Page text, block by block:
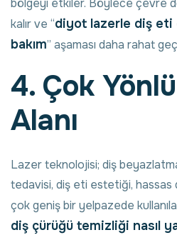
bölgeyi etkiler. Böylece çevre
kalır ve “diyot lazerle diş eti
bakım” aşaması daha rahat
4. Çok
Alanı
Lazer teknolojisi; diş
tedavisi, diş eti estetiği, hassas
çok geniş bir yelpazede
diş çürüğü temizliği nasıl